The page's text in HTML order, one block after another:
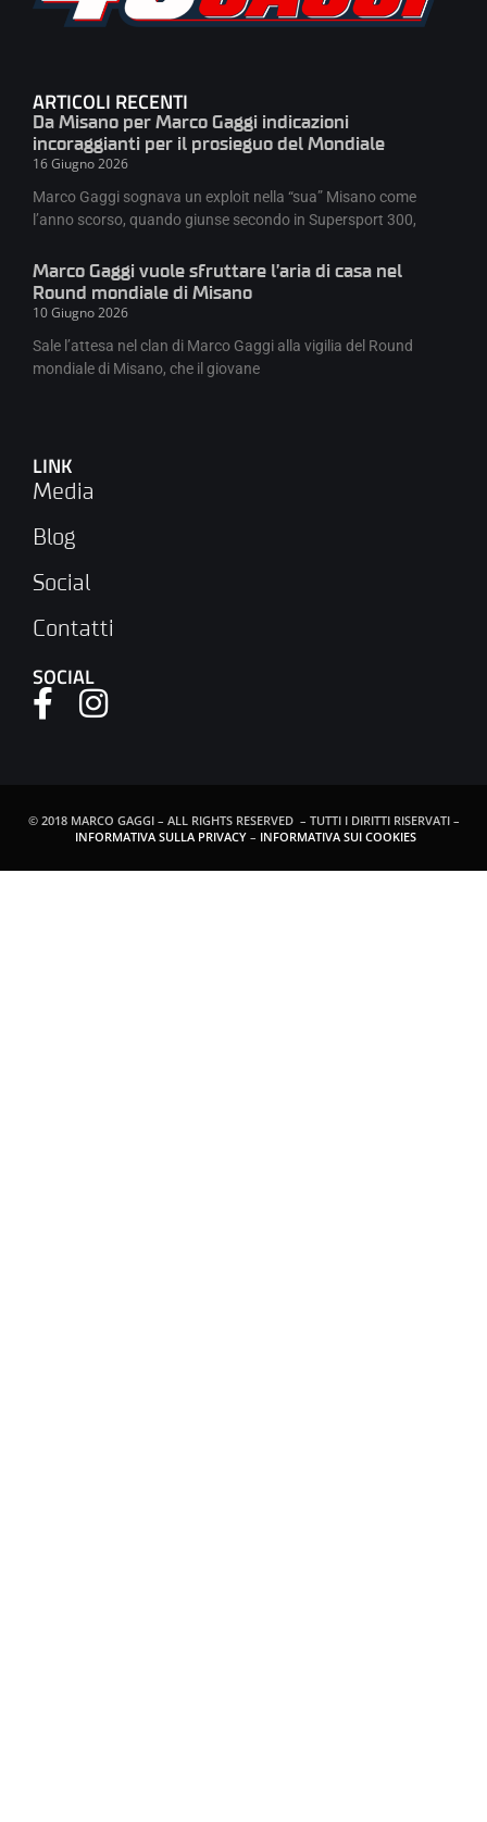
ARTICOLI RECENTI
Da Misano per Marco Gaggi indicazioni
incoraggianti per il prosieguo del Mondiale
16 Giugno 2026
Marco Gaggi sognava un exploit nella “sua” Misano come
l’anno scorso, quando giunse secondo in Supersport 300,
Marco Gaggi vuole sfruttare l’aria di casa nel
Round mondiale di Misano
10 Giugno 2026
Sale l’attesa nel clan di Marco Gaggi alla vigilia del Round
mondiale di Misano, che il giovane
LINK
Media
Blog
Social
Contatti
SOCIAL
© 2018 MARCO GAGGI – ALL RIGHTS RESERVED – TUTTI I DIRITTI RISERVATI –
INFORMATIVA SULLA PRIVACY– INFORMATIVA SUI COOKIES